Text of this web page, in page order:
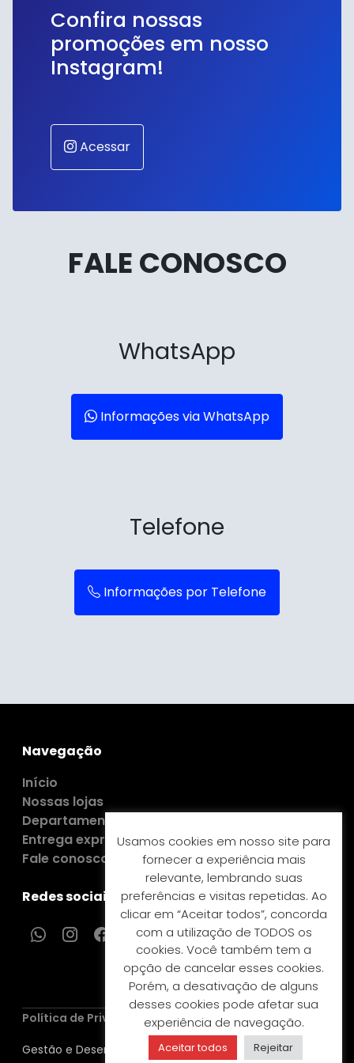
Confira nossas
promoções em nosso
Instagram!
Acessar
FALE CONOSCO
WhatsApp
Informações via WhatsApp
Telefone
Informações por Telefone
Navegação
Início
Nossas lojas
Departamentos
Entrega expressa
Fale conosco
Redes sociais e contatos
Política de Privacidade
Gestão e Desenvolvimento: GTech Virtual ©
Usamos cookies em nosso site para
fornecer a experiência mais
relevante, lembrando suas
preferências e visitas repetidas. Ao
clicar em “Aceitar todos”, concorda
com a utilização de TODOS os
cookies. Você também tem a
opção de cancelar esses cookies.
Porém, a desativação de alguns
desses cookies pode afetar sua
experiência de navegação.
Aceitar todos Rejeitar